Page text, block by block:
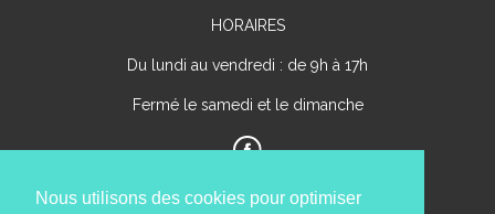
Nous utilisons des cookies pour optimiser
HORAIRES
Du lundi au vendredi : de 9h à 17h
Fermé le samedi et le dimanche